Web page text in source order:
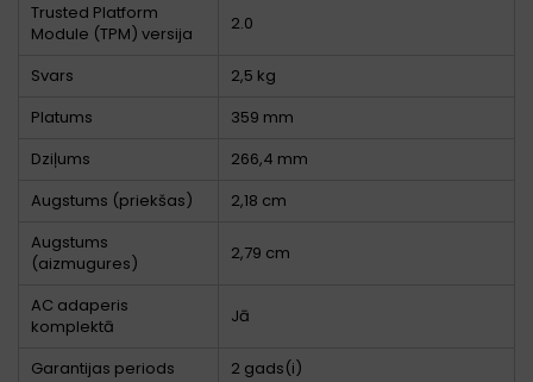
Trusted Platform
Module (TPM) versija
2.0
Svars
2,5 kg
Platums
359 mm
Dziļums
266,4 mm
Augstums (priekšas)
2,18 cm
Augstums
(aizmugures)
2,79 cm
AC adaperis
komplektā
Jā
Garantijas periods 2 gads(i)